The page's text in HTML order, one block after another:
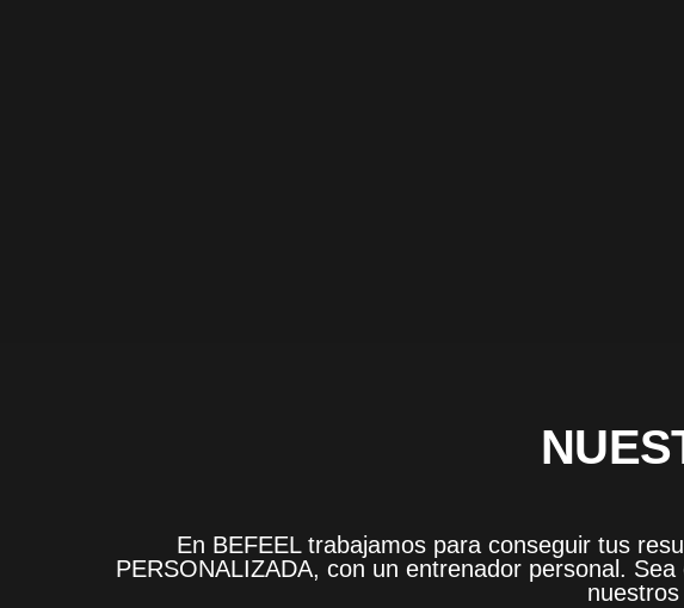
En BEFEEL trabajamos para conseguir tus
PERSONALIZADA, con un entrenador personal.